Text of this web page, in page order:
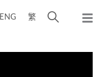
ENG 繁
弹